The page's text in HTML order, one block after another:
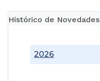
Histórico de Novedades
2026